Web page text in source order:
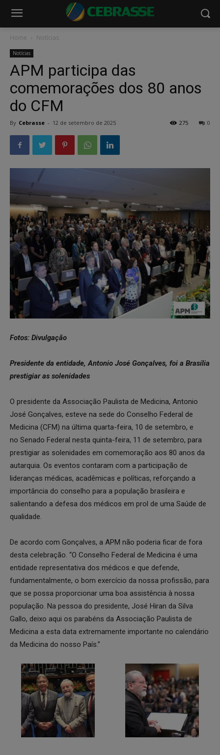
Home Notícias
Notícias
APM participa das
comemorações dos 80 anos
do CFM
By Cebrasse - 12 de setembro de 2025 0
275
Fotos: Divulgação
Presidente da entidade, Antonio José Gonçalves, foi a Brasília
prestigiar as solenidades
O presidente da Associação Paulista de Medicina, Antonio
José Gonçalves, esteve na sede do Conselho Federal de
Medicina (CFM) na última quarta-feira, 10 de setembro, e
no Senado Federal nesta quinta-feira, 11 de setembro, para
prestigiar as solenidades em comemoração aos 80 anos da
autarquia. Os eventos contaram com a participação de
lideranças médicas, acadêmicas e políticas, reforçando a
importância do conselho para a população brasileira e
salientando a defesa dos médicos em prol de uma Saúde de
qualidade.
De acordo com Gonçalves, a APM não poderia ficar de fora
desta celebração. “O Conselho Federal de Medicina é uma
entidade representativa dos médicos e que defende,
fundamentalmente, o bom exercício da nossa profissão, para
que se possa proporcionar uma boa assistência à nossa
população. Na pessoa do presidente, José Hiran da Silva
Gallo, deixo aqui os parabéns da Associação Paulista de
Medicina a esta data extremamente importante no calendário
da Medicina do nosso País.”